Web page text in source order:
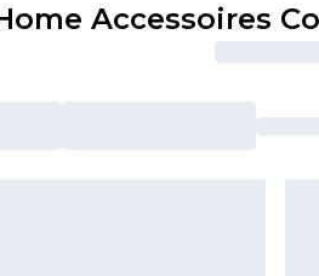
Accessoires